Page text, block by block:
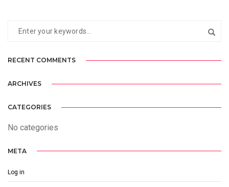
RECENT COMMENTS
ARCHIVES
CATEGORIES
No categories
META
Log in